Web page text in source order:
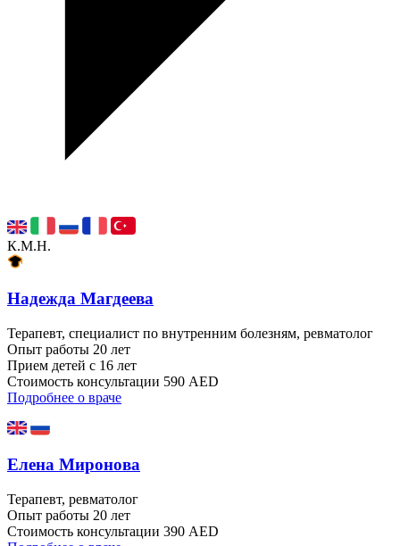
К.М.Н.
Надежда Магдеева
Терапевт, специалист по внутренним болезням, ревматолог
Опыт работы 20 лет
Прием детей с 16 лет
Стоимость консультации 590 AED
Подробнее о враче
Елена Миронова
Терапевт, ревматолог
Опыт работы 20 лет
Стоимость консультации 390 AED